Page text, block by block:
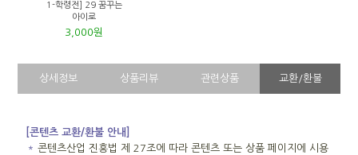
1-학령전] 29 꿈꾸는
아이로
3,000원
상세정보 상품리뷰 관련상품 교환/환불
[콘텐츠 교환/환불 안내]
＊ 콘텐츠산업 진흥법 제 27조에 따라 콘텐츠 또는 상품 페이지에 시용